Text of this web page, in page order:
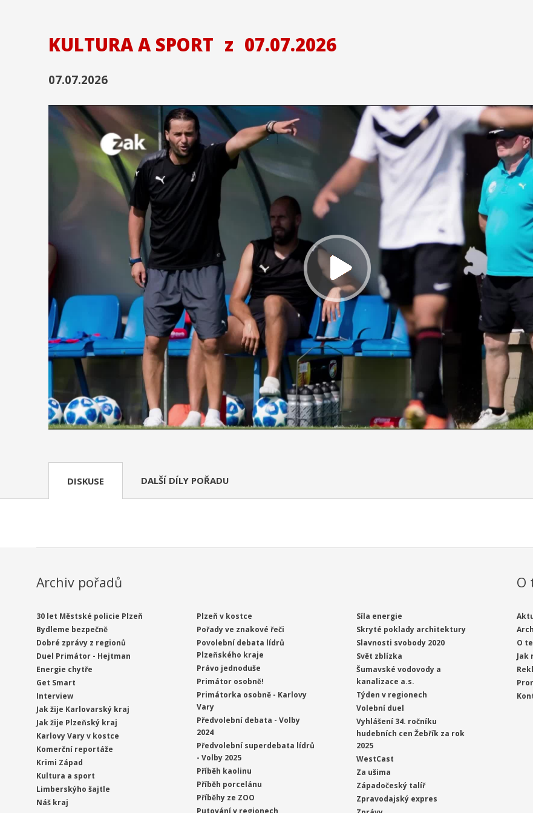
KULTURA A SPORT z 07.07.2026
07.07.2026
DISKUSE DALŠÍ DÍLY POŘADU
Archiv pořadů
30 let Městské policie Plzeň
Bydleme bezpečně
Dobré zprávy z regionů
Duel Primátor - Hejtman
Energie chytře
Get Smart
Interview
Jak žije Karlovarský kraj
Jak žije Plzeňský kraj
Karlovy Vary v kostce
Komerční reportáže
Krimi Západ
Kultura a sport
Limberskýho šajtle
Náš kraj
Plzeň v kostce
Pořady ve znakové řeči
Povolební debata lídrů
Plzeňského kraje
Právo jednoduše
Primátor osobně!
Primátorka osobně - Karlovy
Vary
Předvolební debata - Volby
2024
Předvolební superdebata lídrů
- Volby 2025
Příběh kaolinu
Příběh porcelánu
Příběhy ze ZOO
Síla energie
Skryté poklady architektury
Slavnosti svobody 2020
Svět zblízka
Šumavské vodovody a
kanalizace a.s.
Týden v regionech
Volební duel
Vyhlášení 34. ročníku
hudebních cen Žebřík za rok
2025
WestCast
Za ušima
Západočeský talíř
Zpravodajský expres
O
O
Jak